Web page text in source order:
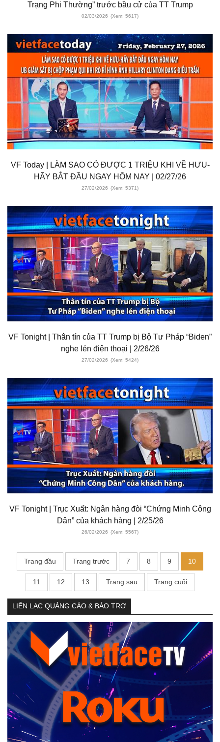
Trạng Phi Thường” trước bầu cử của TT Trump
02/03/2026 (Xem: 5617)
VF Today | LÀM SAO CÓ ĐƯỢC 1 TRIỆU KHI VỀ HƯU-
HÃY BẮT ĐẦU NGAY HÔM NAY | 02/27/26
27/02/2026 (Xem: 5371)
VF Tonight | Thân tín của TT Trump bị Bộ Tư Pháp “Biden”
nghe lén điện thoại | 2/26/26
27/02/2026 (Xem: 5424)
VF Tonight | Trục Xuất: Ngân hàng đòi “Chứng Minh Công
Dân” của khách hàng | 2/25/26
26/02/2026 (Xem: 5567)
Trang đầu Trang trước 7 8 9 10
11 12 13 Trang sau Trang cuối
LIÊN LẠC QUẢNG CÁO & BẢO TRỢ